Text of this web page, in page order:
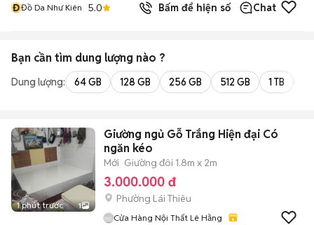
ĐĐồ Da Như Kiên 5.0 Bấm để hiện số Chat
Bạn cần tìm dung lượng nào ?
Dung lượng: 64 GB 128 GB 256 GB 512 GB 1 TB
1 phút trước 1
Giường ngủ Gỗ Trắng Hiện đại Có
ngăn kéo
Mới Giường đôi 1.8m x 2m
3.000.000 đ
Phường Lái Thiêu
Cửa Hàng Nội Thất Lê Hằng